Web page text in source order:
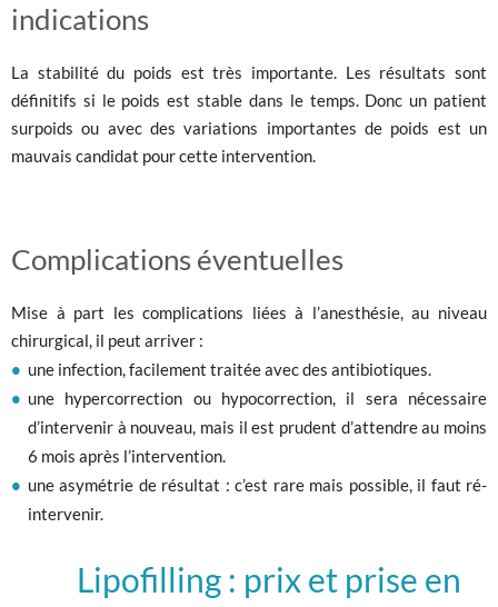
indications
La stabilité du poids est très importante. Les résultats sont
définitifs si le poids est stable dans le temps. Donc un patient
surpoids ou avec des variations importantes de poids est un
mauvais candidat pour cette intervention.
Complications éventuelles
Mise à part les complications liées à l’anesthésie, au niveau
chirurgical, il peut arriver :
une infection, facilement traitée avec des antibiotiques.
une hypercorrection ou hypocorrection, il sera nécessaire
d’intervenir à nouveau, mais il est prudent d’attendre au moins
6 mois après l’intervention.
une asymétrie de résultat : c’est rare mais possible, il faut ré-
intervenir.
Lipofilling : prix et prise en